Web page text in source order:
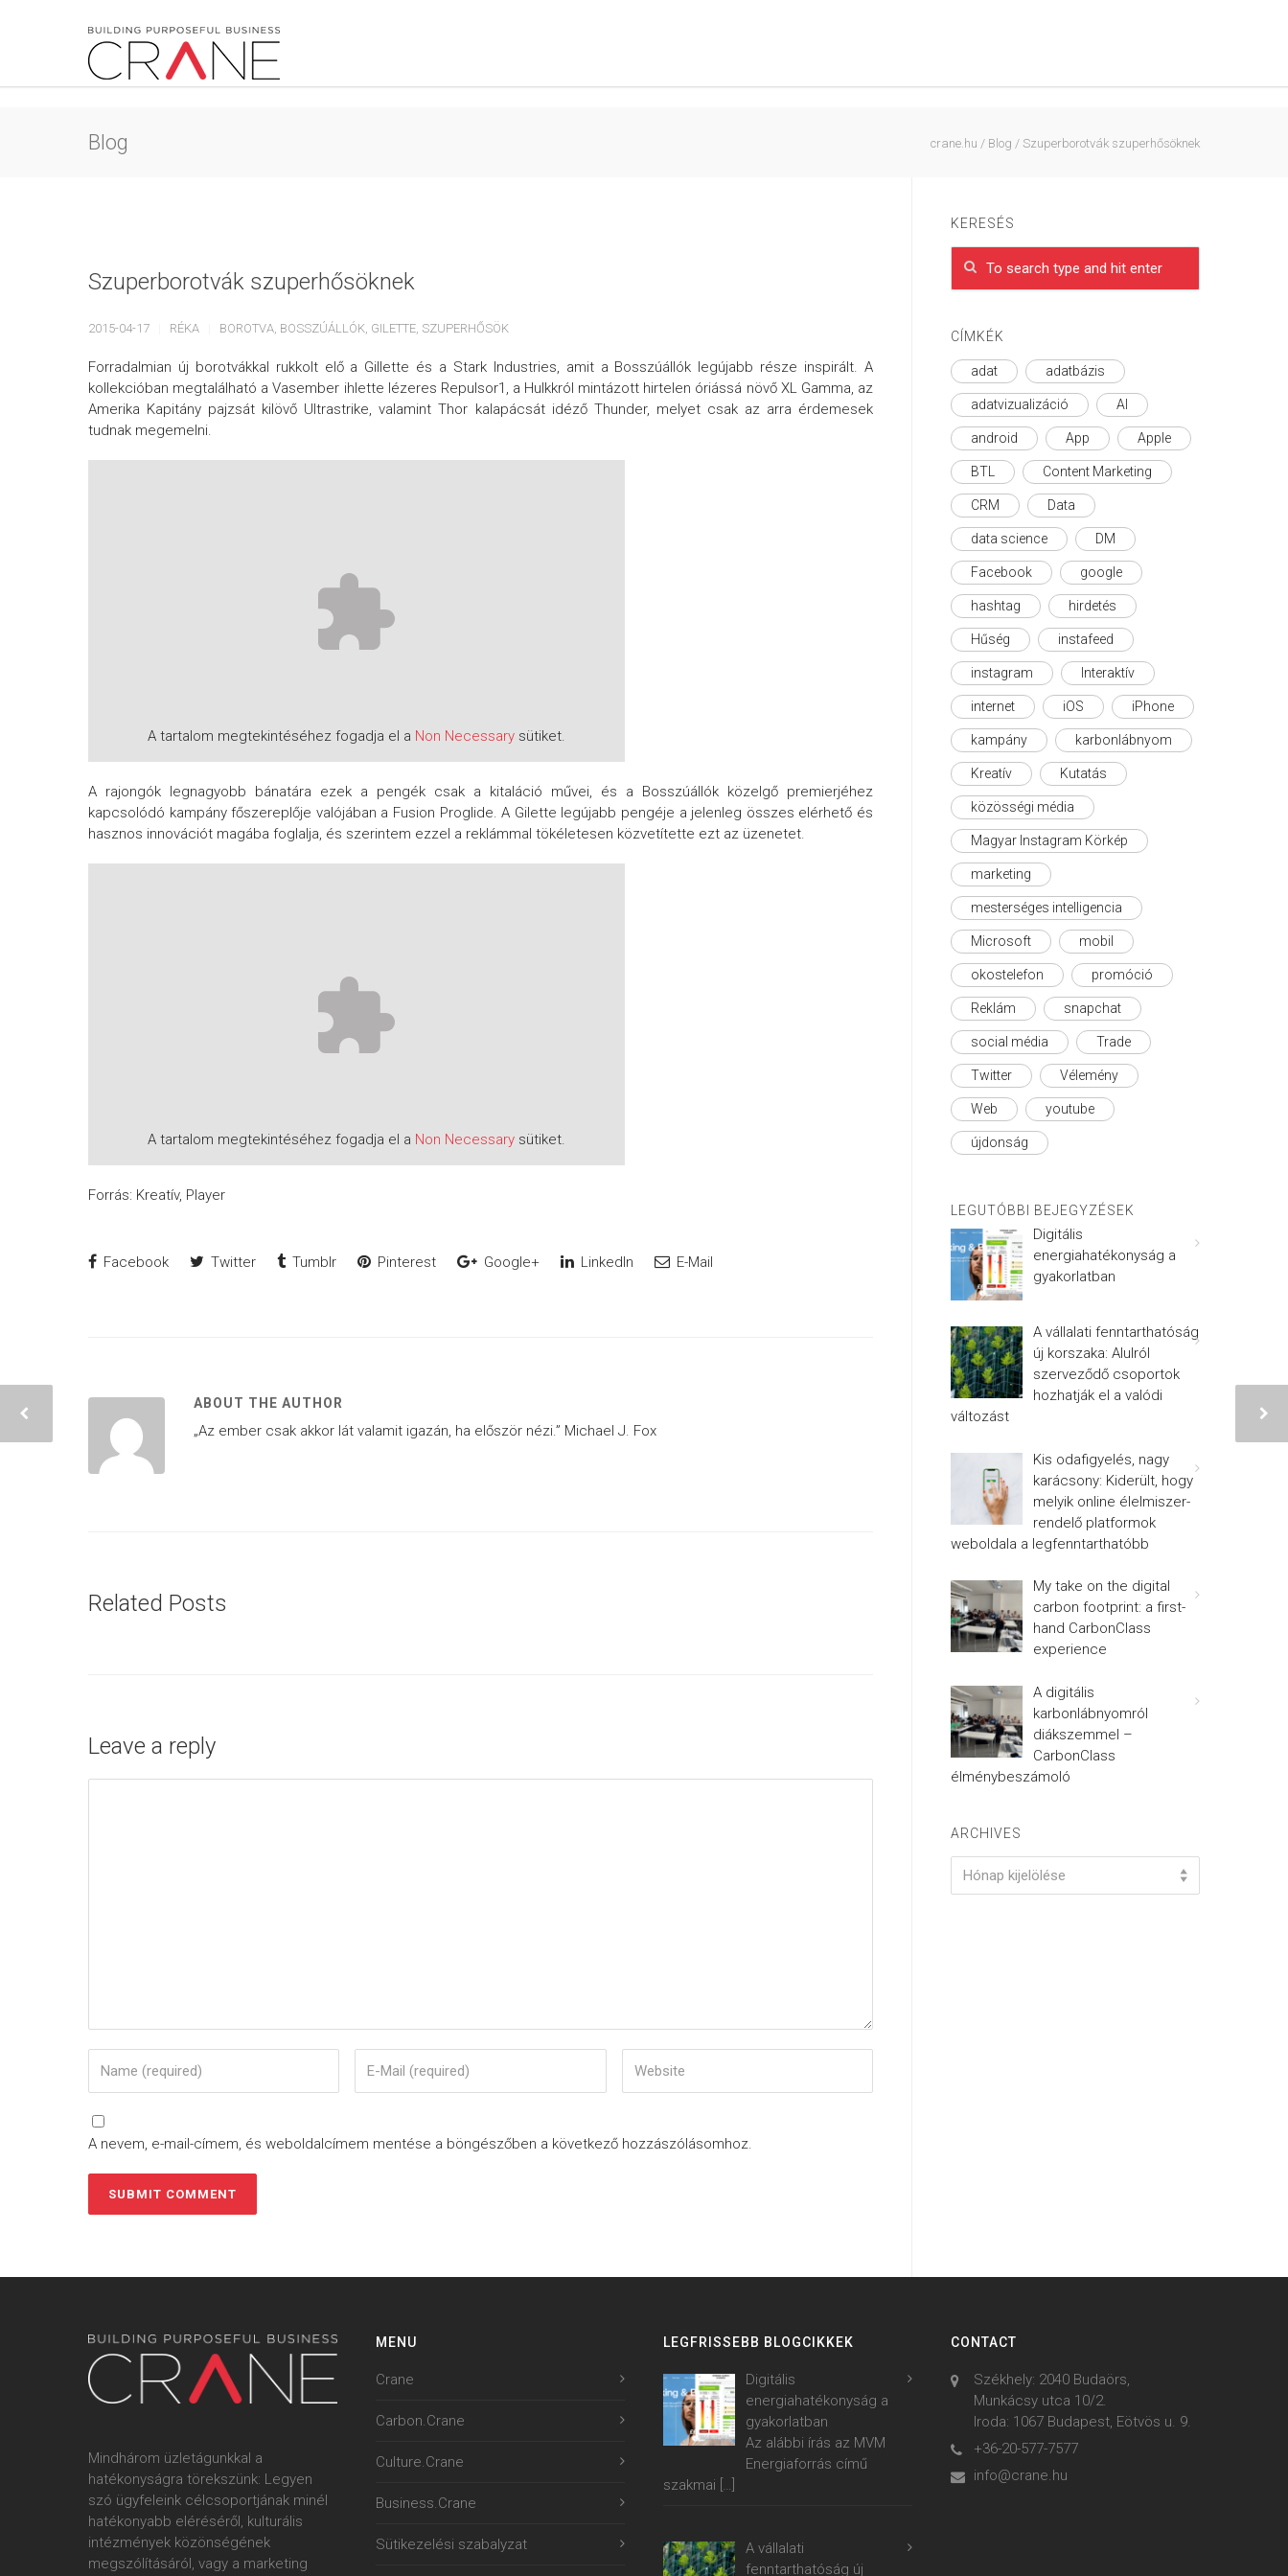
Blog crane.hu / Blog / Szuperborotvák szuperhősöknek
Szuperborotvák szuperhősöknek
2015-04-17 RÉKA BOROTVA, BOSSZÚÁLLÓK, GILETTE, SZUPERHŐSÖK
Forradalmian új borotvákkal rukkolt elő a Gillette és a Stark Industries, amit a Bosszúállók legújabb része inspirált. A
kollekcióban megtalálható a Vasember ihlette lézeres Repulsor1, a Hulkkról mintázott hirtelen óriássá növő XL Gamma, az
Amerika Kapitány pajzsát kilövő Ultrastrike, valamint Thor kalapácsát idéző Thunder, melyet csak az arra érdemesek
tudnak megemelni.
A tartalom megtekintéséhez fogadja el a Non Necessary sütiket.
A rajongók legnagyobb bánatára ezek a pengék csak a kitaláció művei, és a Bosszúállók közelgő premierjéhez
kapcsolódó kampány főszereplője valójában a Fusion Proglide. A Gilette legújabb pengéje a jelenleg összes elérhető és
hasznos innovációt magába foglalja, és szerintem ezzel a reklámmal tökéletesen közvetítette ezt az üzenetet.
A tartalom megtekintéséhez fogadja el a Non Necessary sütiket.
Forrás: Kreatív, Player
Facebook Twitter Tumblr Pinterest Google+ LinkedIn E-Mail
ABOUT THE AUTHOR
„Az ember csak akkor lát valamit igazán, ha először nézi.” Michael J. Fox
Related Posts
Leave a reply
A nevem, e-mail-címem, és weboldalcímem mentése a böngészőben a következő hozzászólásomhoz.
KERESÉS
CÍMKÉK
adat adatbázis
adatvizualizáció AI
android App Apple
BTL Content Marketing
CRM Data
data science DM
Facebook google
hashtag hirdetés
Hűség instafeed
instagram Interaktív
internet iOS iPhone
kampány karbonlábnyom
Kreatív Kutatás
közösségi média
Magyar Instagram Körkép
marketing
mesterséges intelligencia
Microsoft mobil
okostelefon promóció
Reklám snapchat
social média Trade
Twitter Vélemény
Web youtube
újdonság
LEGUTÓBBI BEJEGYZÉSEK
Digitális
energiahatékonyság a
gyakorlatban
A vállalati fenntarthatóság
új korszaka: Alulról
szerveződő csoportok
hozhatják el a valódi
változást
Kis odafigyelés, nagy
karácsony: Kiderült, hogy
melyik online élelmiszer-
rendelő platformok
weboldala a legfenntarthatóbb
My take on the digital
carbon footprint: a first-
hand CarbonClass
experience
A digitális
karbonlábnyomról
diákszemmel –
CarbonClass
élménybeszámoló
ARCHIVES
Hónap kijelölése
Mindhárom üzletágunkkal a
hatékonyságra törekszünk: Legyen
szó ügyfeleink célcsoportjának minél
hatékonyabb eléréséről, kulturális
intézmények közönségének
megszólításáról, vagy a marketing
MENU
Crane
Carbon.Crane
Culture.Crane
Business.Crane
Sütikezelési szabalyzat
LEGFRISSEBB BLOGCIKKEK
Digitális
energiahatékonyság a
gyakorlatban
Az alábbi írás az MVM
Energiaforrás című
szakmai […]
A vállalati
fenntarthatóság új
CONTACT
Székhely: 2040 Budaörs,
Munkácsy utca 10/2.
Iroda: 1067 Budapest, Eötvös u. 9.
+36-20-577-7577
info@crane.hu